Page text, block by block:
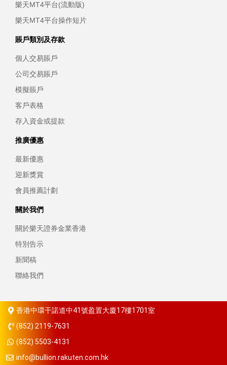
樂天MT4平台(流動版)
樂天MT4平台操作短片
賬戶類別及存款
個人交易賬戶
公司交易賬戶
模擬賬戶
客戶表格
存入資金或提款
推廣優惠
最新優惠
迎新獎賞
會員推薦計劃
關於我們
關於樂天證券金業香港
特別告示
新聞稿
聯絡我們
香港中環干諾道中41號盈置大廈17樓1701室
(852) 2119-7631
(852) 5503-4131
info@bullion.rakuten.com.hk